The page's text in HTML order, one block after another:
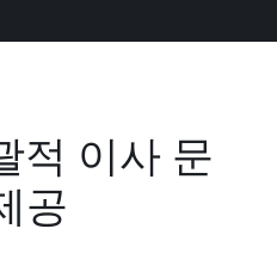
적 이사 문
공